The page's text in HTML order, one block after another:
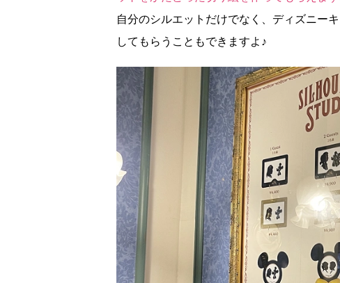
自分のシルエットだけでなく、ディズニー
してもらうこともできますよ♪